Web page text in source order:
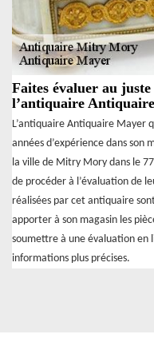
Faites évaluer au
l’antiquaire
L’antiquaire Antiquaire Mayer
années d’expérience dans son
la ville de Mitry Mory dans le
de procéder à l’évaluation de
réalisées par cet antiquaire
apporter à son magasin les
soumettre à une évaluation en
informations plus précises.